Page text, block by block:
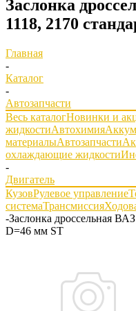
Заслонка
1118, 2170
Главная
-
Каталог
-
Автозапчасти
Весь каталогНовинки и
жидкостиАвтохимия
материалыАвтозапчасти
охлаждающие жидкости
-
Двигатель
КузовРулевое управление
системаТрансмиссия
-Заслонка дроссельная
D=46 мм ST